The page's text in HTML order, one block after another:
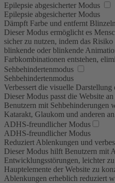
Epilepsie abgesicherter Modus
Epilepsie abgesicherter Modus
Dämpft Farbe und entfernt Blinzeln
Dieser Modus ermöglicht es
sicher zu nutzen, indem das
blinkende oder blinkende
Farbkombinationen entstehen,
Sehbehindertenmodus
Sehbehindertenmodus
Verbessert die visuelle Darstellung
Dieser Modus passt die Website
Benutzern mit Sehbehinderungen
Katarakt, Glaukom und anderen
ADHS-freundlicher Modus
ADHS-freundlicher Modus
Reduziert Ablenkungen und
Dieser Modus hilft Benutzern mit
Entwicklungsstörungen, leichter
Hauptelemente der Website zu
Ablenkungen erheblich reduziert